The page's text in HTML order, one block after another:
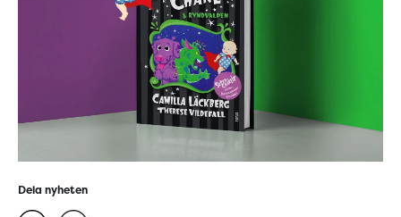
Dela nyheten